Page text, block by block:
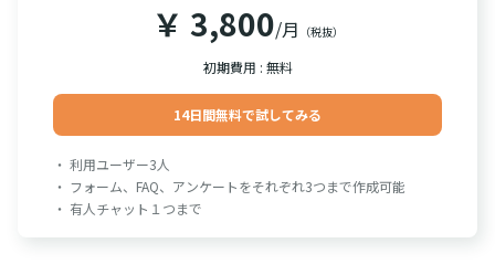
￥ 3,800/月 （税抜）
初期費用 : 無料
14日間無料で試してみる
・ 利用ユーザー3人
・ フォーム、FAQ、アンケートをそれぞれ3つまで作成可能
・ 有人チャット１つまで